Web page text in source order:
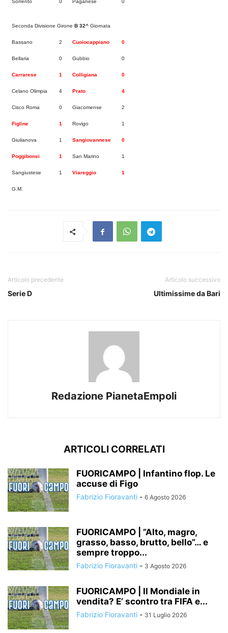
Sorrento 0 Paganese 0
Seconda Divisione Girone B 32^ Giornata
Bassano 2 Cuoiocappiano 0
Bellaria 0 Gubbio 0
Carrarese 1 Colligiana 0
Celano Olimpia 4 Prato 4
Cisco Roma 0 Giacomense 2
Figline 1 Rovigo 1
Giulianova 1 Sangiovannese 0
Poggibonsi 1 San Marino 1
Sangiustese 1 Viareggio 1
G.M.
Articolo precedente
Serie D
Articolo successivo
Ultimissime da Bari
Redazione PianetaEmpoli
ARTICOLI CORRELATI
FUORICAMPO | Infantino flop. Le
accuse di Figo
Fabrizio Fioravanti - 6 Agosto 2026
FUORICAMPO | ”Alto, magro,
grasso, basso, brutto, bello”… e
sempre troppo...
Fabrizio Fioravanti - 3 Agosto 2026
FUORICAMPO | Il Mondiale in
vendita? E’ scontro tra FIFA e...
Fabrizio Fioravanti - 31 Luglio 2026